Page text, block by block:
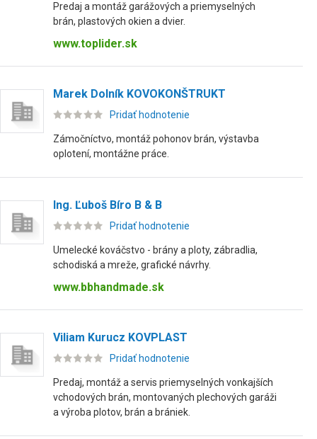
Predaj a montáž garážových a priemyselných
brán, plastových okien a dvier.
www.toplider.sk
Marek Dolník KOVOKONŠTRUKT
Pridať hodnotenie
Zámočníctvo, montáž pohonov brán, výstavba
oplotení, montážne práce.
Ing. Ľuboš Bíro B & B
Pridať hodnotenie
Umelecké kováčstvo - brány a ploty, zábradlia,
schodiská a mreže, grafické návrhy.
www.bbhandmade.sk
Viliam Kurucz KOVPLAST
Pridať hodnotenie
Predaj, montáž a servis priemyselných vonkajších
vchodových brán, montovaných plechových garáži
a výroba plotov, brán a brániek.